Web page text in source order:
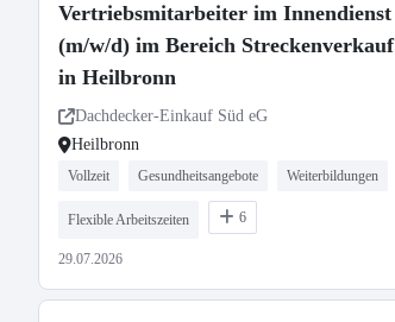
Vertriebsmitarbeiter im Innendienst
(m/w/d) im Bereich Streckenverkauf
in Heilbronn
Dachdecker-Einkauf Süd eG
Heilbronn
Vollzeit Gesundheitsangebote Weiterbildungen
Flexible Arbeitszeiten 6
29.07.2026